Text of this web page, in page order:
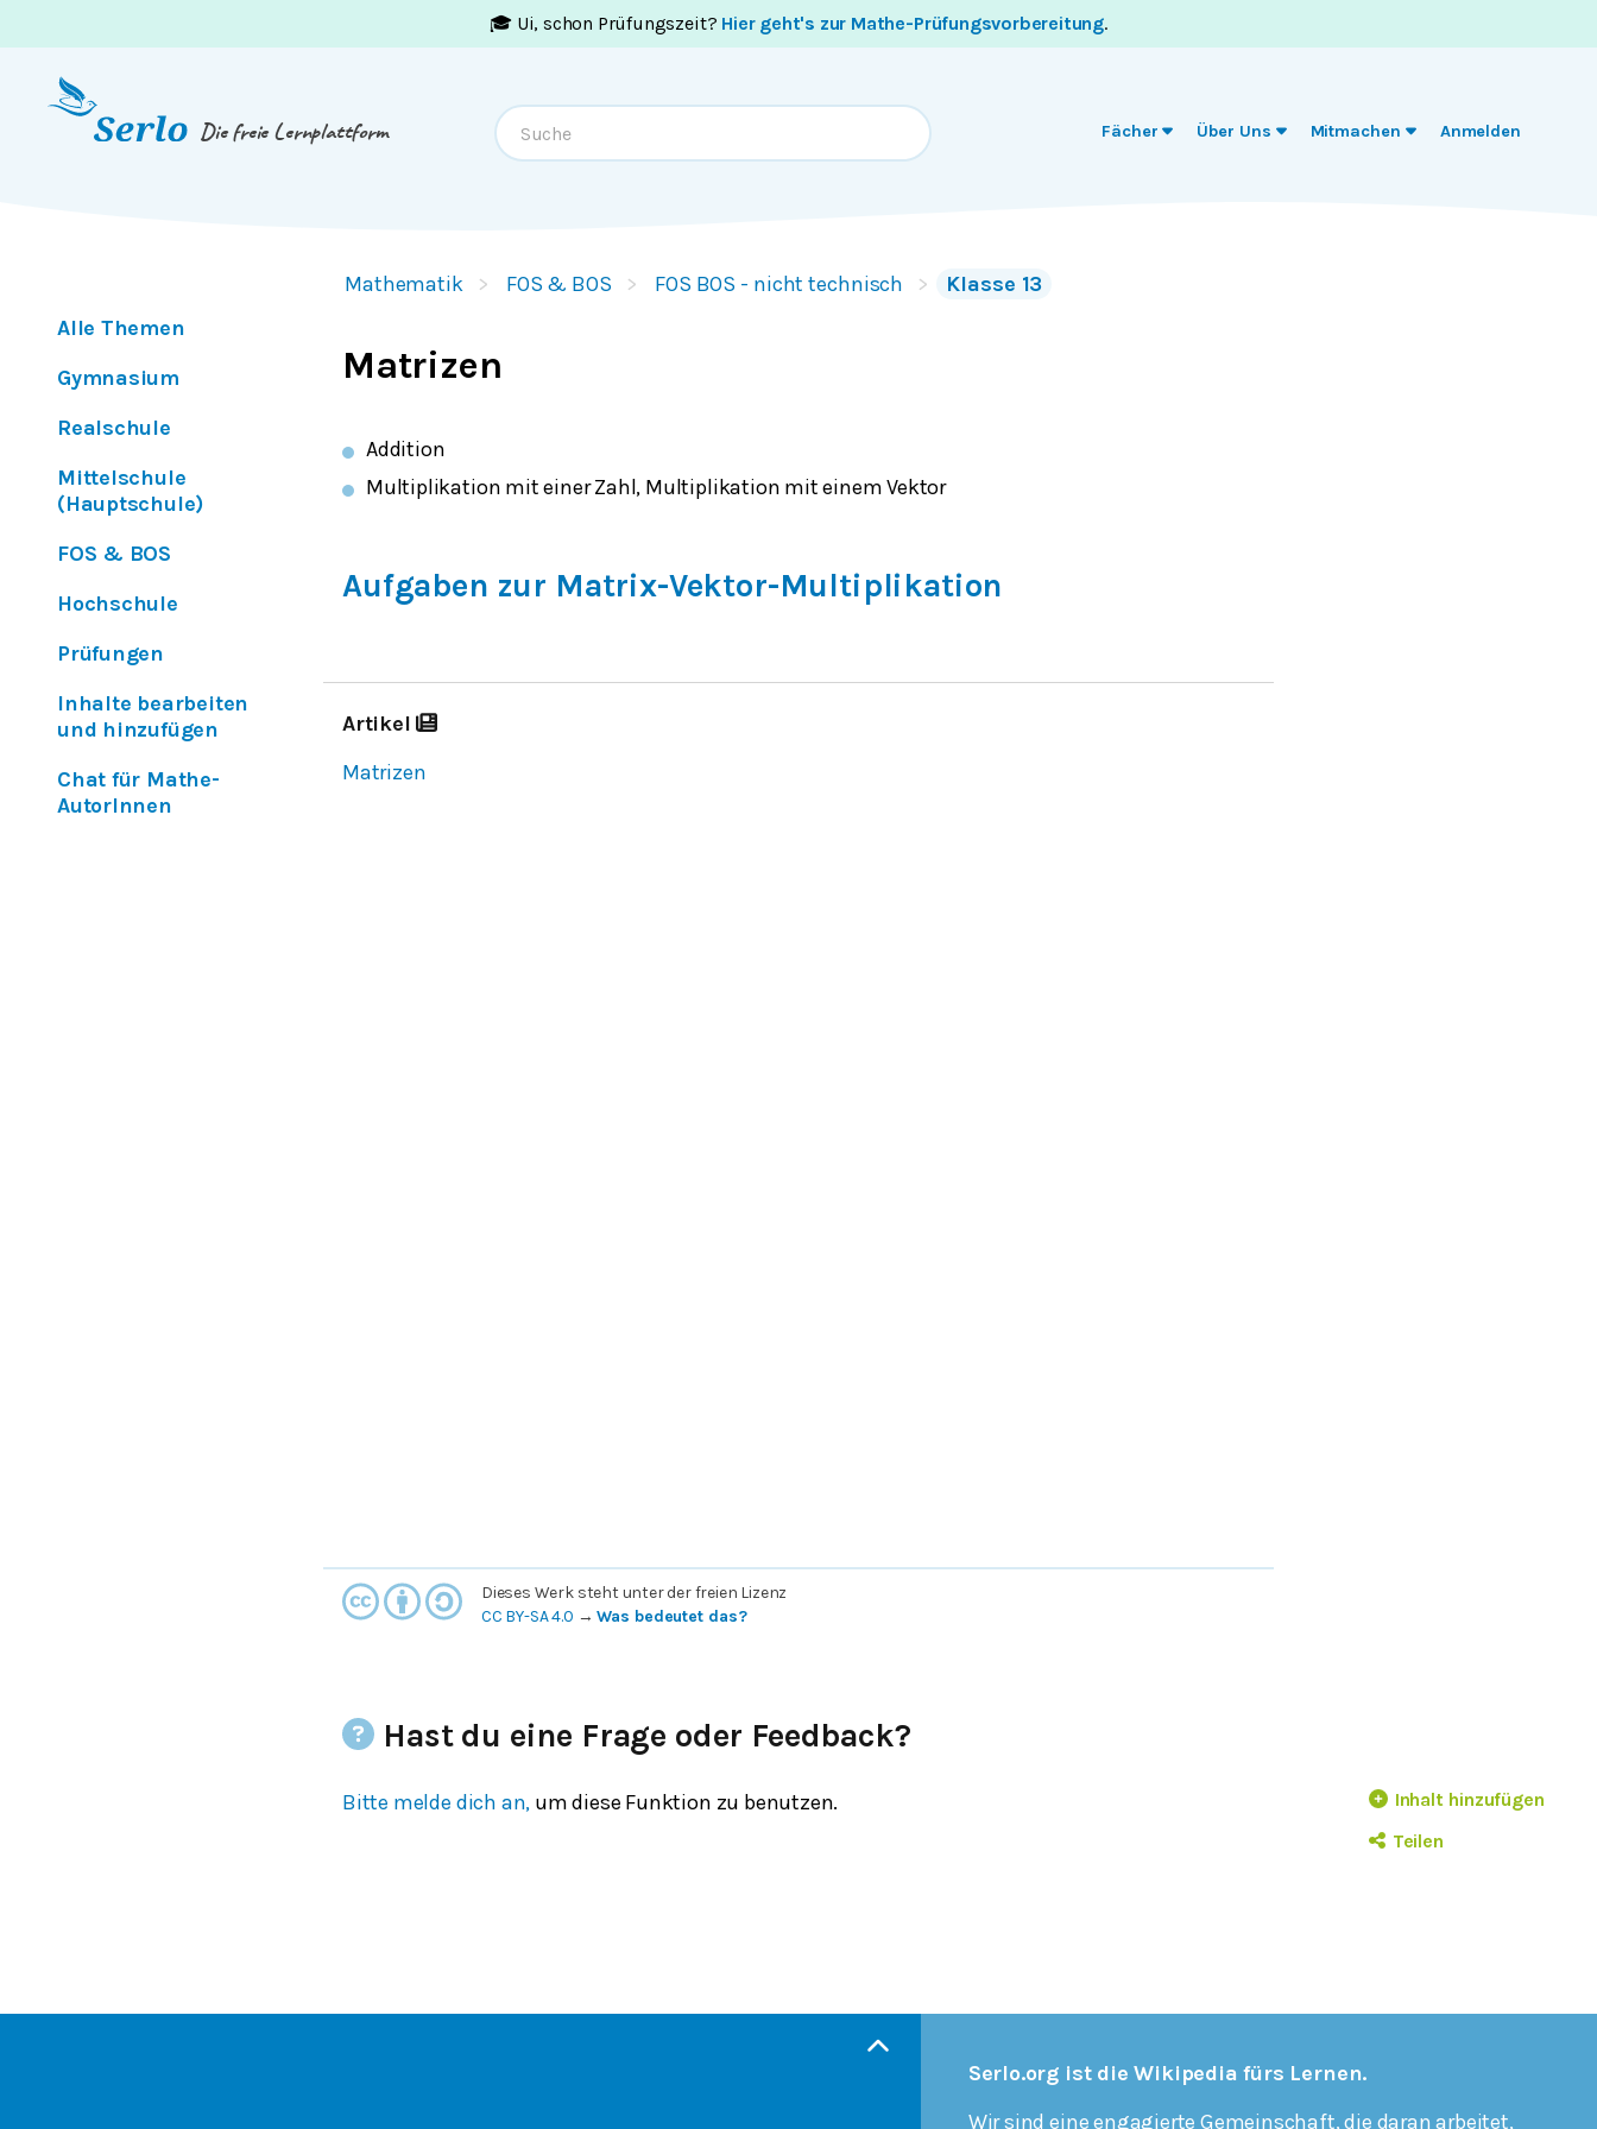
🎓 Ui, schon Prüfungszeit? Hier geht's zur Mathe-Prüfungsvorbereitung.
Die freie Lernplattform Fächer Über Uns Mitmachen Anmelden
Alle Themen
Gymnasium
Realschule
Mittelschule
(Hauptschule)
FOS & BOS
Hochschule
Prüfungen
Inhalte bearbeiten
und hinzufügen
Chat für Mathe-
AutorInnen
Mathematik FOS & BOS FOS BOS - nicht technisch Klasse 13
Matrizen
Addition
Multiplikation mit einer Zahl, Multiplikation mit einem Vektor
Aufgaben zur Matrix-Vektor-Multiplikation
Artikel
Matrizen
Dieses Werk steht unter der freien Lizenz
CC BY-SA 4.0 →Was bedeutet das?
Inhalt hinzufügen
Teilen
Hast du eine Frage oder Feedback?
Bitte melde dich an, um diese Funktion zu benutzen.
Serlo.org ist die Wikipedia fürs Lernen.
Wir sind eine engagierte Gemeinschaft, die daran arbeitet,